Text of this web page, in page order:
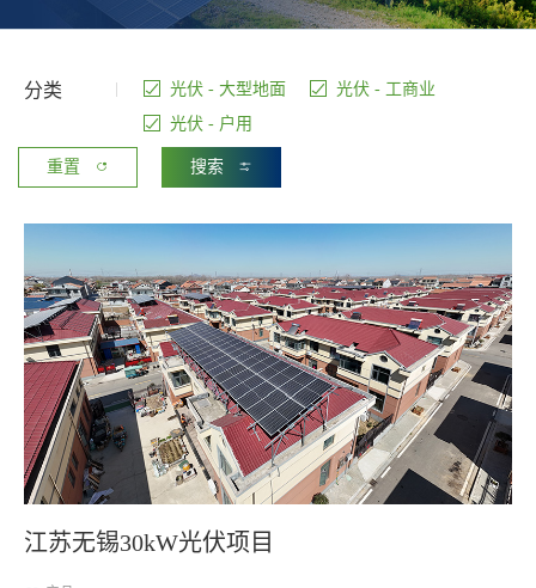
分类 光伏 - 大型地面
光伏 - 工商业
光伏 - 户用
重置 搜索
江苏无锡30kW光伏项目